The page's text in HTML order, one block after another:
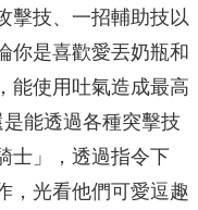
擊技、一招輔助技以
你是喜歡愛丟奶瓶和
能使用吐氣造成最高
能透過各種突擊技
士」，透過指令下
，光看他們可愛逗趣